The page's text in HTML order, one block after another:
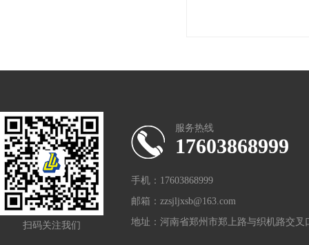
扫码关注我们
服务热线
17603868999
手机：17603868999
邮箱：zzsjljxsb@163.com
地址：河南省郑州市郑上路与织机路交叉